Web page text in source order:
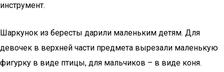
инструмент.
Шаркунок из бересты дарили маленьким детям. Для
девочек в верхней части предмета вырезали маленькую
фигурку в виде птицы, для мальчиков – в виде коня.